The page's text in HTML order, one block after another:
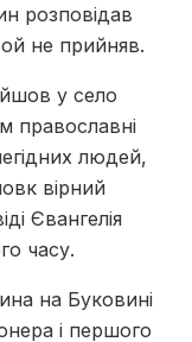
розповідав
не прийняв.
у село
православні
людей,
вірний
Євангелія
часу.
на Буковині
і першого